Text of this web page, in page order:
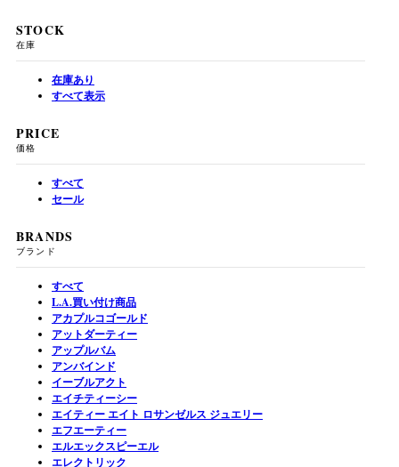
STOCK
在庫
在庫あり
すべて表示
PRICE
価格
すべて
セール
BRANDS
ブランド
すべて
L.A.買い付け商品
アカプルコゴールド
アットダーティー
アップルバム
アンバインド
イーブルアクト
エイチティーシー
エイティー エイト ロサンゼルス ジュエリー
エフエーティー
エルエックスピーエル
エレクトリック